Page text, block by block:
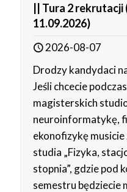
|| Tura 2 rekrutacji
11.09.2026)
2026-08-07
Drodzy kandydaci
Jeśli chcecie
magisterskich
neuroinformatykę,
ekonofizykę
studia „Fizyka,
stopnia”, gdzie pod
semestru będziecie